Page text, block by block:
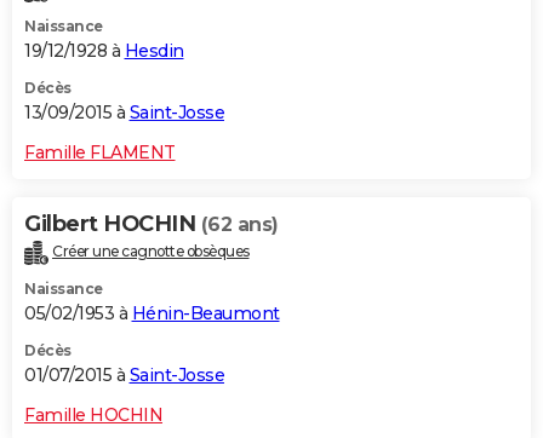
Naissance
19/12/1928 à Hesdin
Décès
13/09/2015 à Saint-Josse
Famille FLAMENT
Gilbert HOCHIN (62 ans)
Créer une cagnotte obsèques
Naissance
05/02/1953 à Hénin-Beaumont
Décès
01/07/2015 à Saint-Josse
Famille HOCHIN